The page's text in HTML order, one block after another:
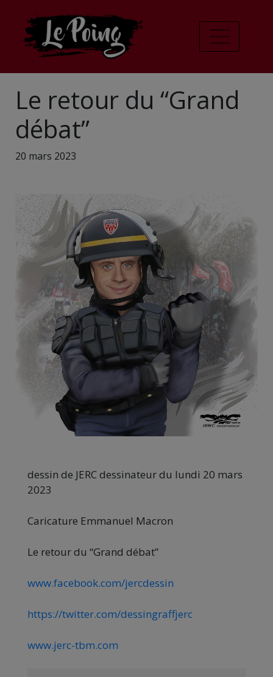
Le retour du “Grand
débat”
20 mars 2023
dessin de JERC dessinateur du lundi 20 mars
2023
Caricature Emmanuel Macron
Le retour du “Grand débat”
www.facebook.com/jercdessin
https://twitter.com/dessingraffjerc
www.jerc-tbm.com